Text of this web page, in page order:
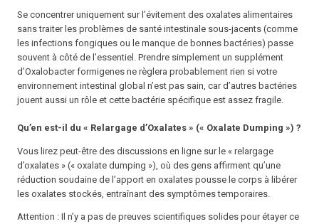
Se concentreruniquement sur l’évitement des oxalates alimentaires
sans traiter les problèmes de santé intestinale sous-jacents (comme
les infections fongiques ou le manque de bonnes bactéries) passe
souvent à côté de l’essentiel. Prendre simplement un supplément
d’Oxalobacter formigenes ne règlera probablement rien si votre
environnement intestinal global n’est pas sain, car d’autres bactéries
jouent aussi un rôle et cette bactérie spécifique est assez fragile.
Qu’en est-il du « Relargage d’Oxalates » (« Oxalate Dumping ») ?
Vous lirez peut-être des discussions en ligne sur le « relargage
d’oxalates » (« oxalate dumping »), où des gens affirment qu’une
réduction soudaine de l’apport en oxalates pousse le corps à libérer
les oxalates stockés, entraînant des symptômes temporaires.
Attention : Il n’y a pas de preuves scientifiques solides pour étayer ce